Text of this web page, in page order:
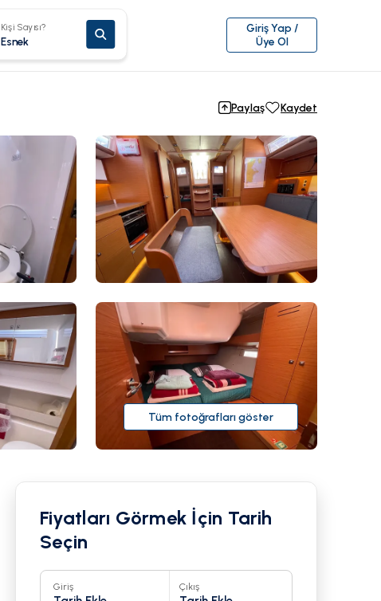
Kişi Sayısı?
Esnek
Giriş Yap /
Üye Ol
Paylaş Kaydet
Tüm fotoğrafları göster
Fiyatları Görmek İçin Tarih
Seçin
Giriş Çıkış